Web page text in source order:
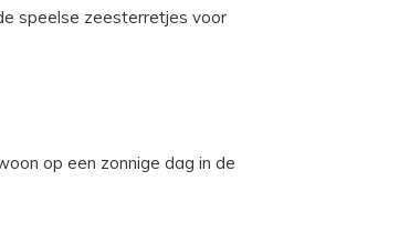
speelse zeesterretjes voor
op een zonnige dag in de